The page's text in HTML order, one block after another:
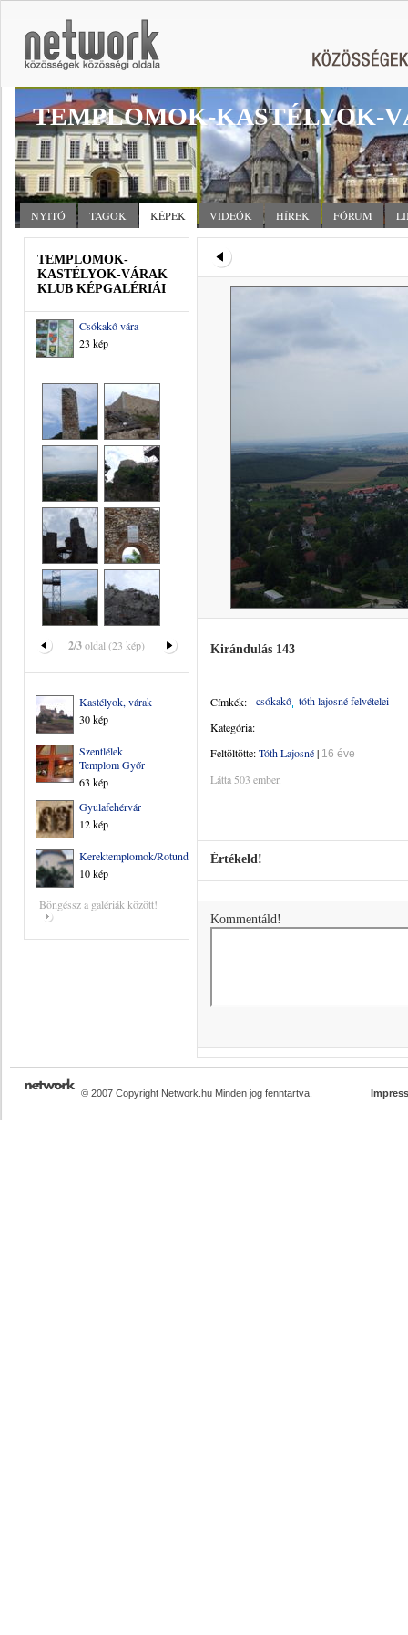
TEMPLOMOK-KASTÉLYOK-
NYITÓ TAGOK KÉPEK VIDEÓK HÍREK FÓRUM
TEMPLOMOK-
KASTÉLYOK-VÁRAK
KLUB KÉPGALÉRIÁI
Csókakő vára
23 kép
2/3oldal (23 kép)
Kastélyok, várak
30 kép
Szentlélek
Templom Győr
63 kép
Gyulafehérvár
12 kép
Kerektemplomok/Rotundák/
10 kép
Böngéssz a galériák között!
Kirándulás 143
Címkék: csókakő tóth lajosné felvételei
Kategória:
Feltöltötte:Tóth Lajosné| 16 éve
Látta 503 ember.
Értékeld!
Kommentáld!
© 2007 Copyright Network.hu Minden jog fenntartva.